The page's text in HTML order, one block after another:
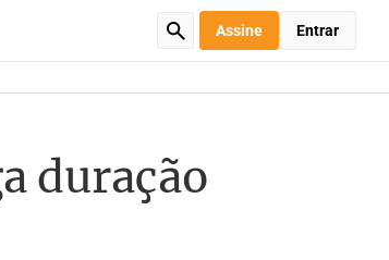
Assine Entrar
duração